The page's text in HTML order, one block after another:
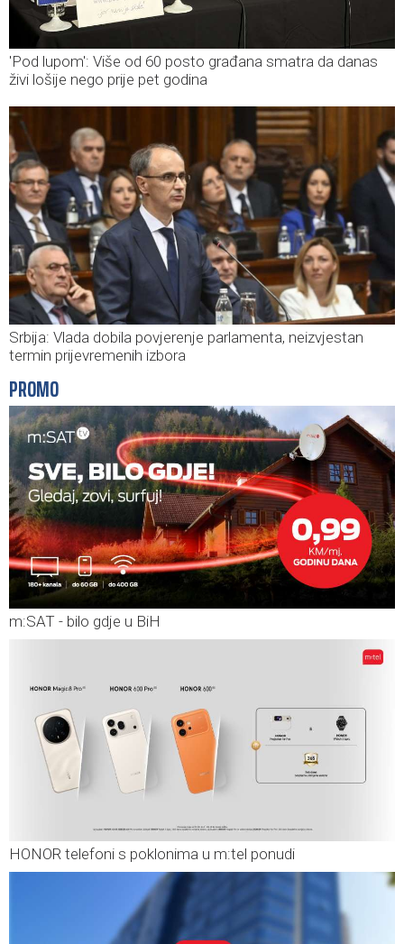
'Pod lupom': Više od 60 posto građana smatra da danas
živi lošije nego prije pet godina
Srbija: Vlada dobila povjerenje parlamenta, neizvjestan
termin prijevremenih izbora
PROMO
m:SAT - bilo gdje u BiH
HONOR telefoni s poklonima u m:tel ponudi